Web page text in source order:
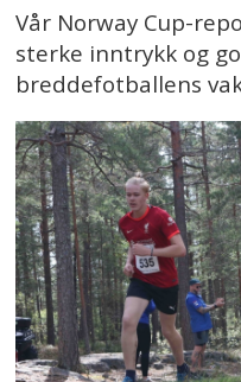
Vår Norway Cup-
sterke inntrykk og
breddefotballens